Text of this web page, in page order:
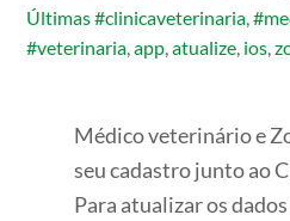
Últimas#clinicaveterinaria,
#veterinaria,app,atualize, ios,
Médico veterinário e
seu cadastro junto ao
Para atualizar os dados